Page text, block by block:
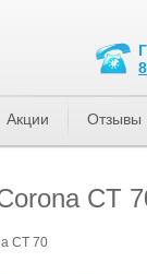
CT
CT 70
Акции Отзывы